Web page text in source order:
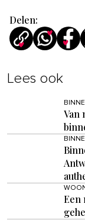
Delen:
Lees ook
Van
Een